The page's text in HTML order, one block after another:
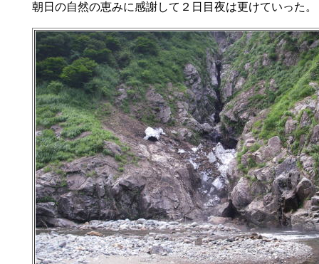
朝日の自然の恵みに感謝して２日目夜は更けていった。